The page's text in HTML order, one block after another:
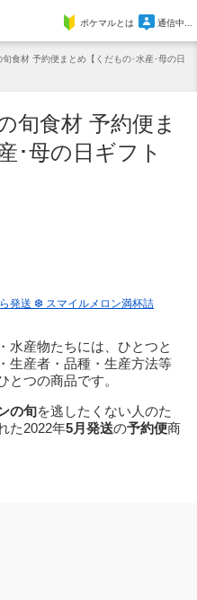
Marcheポケマルとは 通信中...
旬食材 予約便まとめ【くだもの･水産･母の日
旬食材 予約便ま
･母の日ギフト
発送 ❆ スマイルメロン満杯詰
水産物たちには、ひとつと
生産者・品種・生産方法等
とつの商品です。
の旬を逃したくない人のた
た2022年5月発送の予約便商